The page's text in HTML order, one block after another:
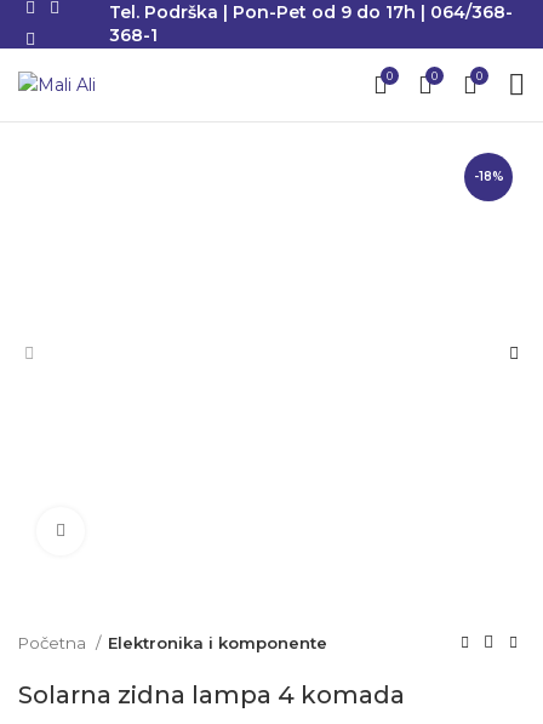
Tel. Podrška | Pon-Pet od 9 do 17h | 064/368-
368-1
0 0 0
-18%
Početna Elektronika i komponente
Solarna zidna lampa 4 komada